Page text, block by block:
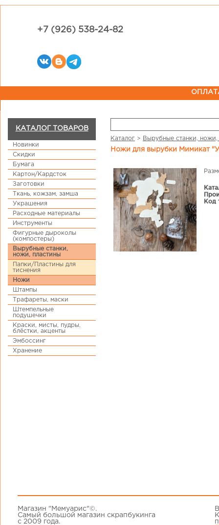
+7 (926) 538-24-82
КАТАЛОГ ТОВАРОВ
Новинки
Скидки
Бумага
Картон/Кардсток
Заготовки
Ткань, кожзам, замша
Украшения
Расходные материалы
Инструменты
Фигурные дыроколы
(компостеры)
Вырубные станки,
ножи, пластины
Папки/Пластины для
тиснения
Ножи
Штампы
Трафареты, маски
Штемпельные
подушечки
Краски, мисты, пудры,
блёстки, акценты
Эмбоссинг
Хранение
Каталог > Вырубные станки, ножи,
Ножи для вырубки Мимикат
Код
Магазин "Мемуарис"©.
Самый большой магазин скрапбукинга
с 2009 года.